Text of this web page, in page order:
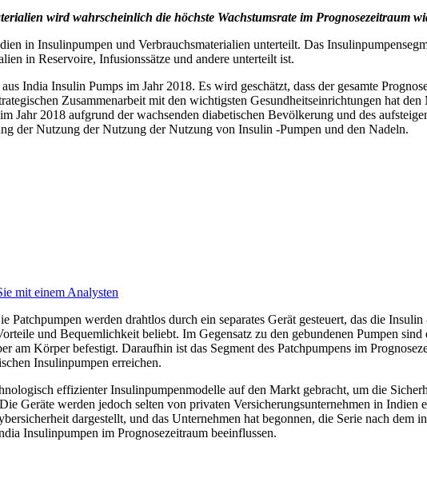
wird wahrscheinlich die höchste Wachstumsrate im Prognosezeitraum
in Insulinpumpen und Verbrauchsmaterialien unterteilt. Das
in Reservoire, Infusionssätze und andere unterteilt ist.
India Insulin Pumps im Jahr 2018. Es wird geschätzt, dass der gesamte
Zusammenarbeit mit den wichtigsten Gesundheitseinrichtungen hat den
Jahr 2018 aufgrund der wachsenden diabetischen Bevölkerung und des
der Nutzung der Nutzung der Nutzung von Insulin -Pumpen und den Nadeln.
mit einem Analysten
werden drahtlos durch ein separates Gerät gesteuert, das die
und Bequemlichkeit beliebt. Im Gegensatz zu den gebundenen Pumpen
am Körper befestigt. Daraufhin ist das Segment des Patchpumpens im
Insulinpumpen erreichen.
effizienter Insulinpumpenmodelle auf den Markt gebracht, um die
Geräte werden jedoch selten von privaten Versicherungsunternehmen in Indien
dargestellt, und das Unternehmen hat begonnen, die Serie nach dem
Insulinpumpen im Prognosezeitraum beeinflussen.